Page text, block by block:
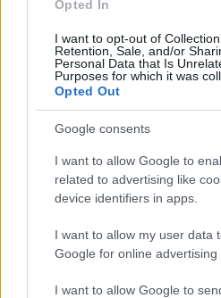
Opted In
I want to opt-out of
Retention, Sale, and/or
Personal Data that Is
Purposes for which it was
Opted Out
Google consents
I want to allow Google to
related to advertising like
device identifiers in apps.
I want to allow my user data
Google for online advertising
I want to allow Google to
Ha ezt érzed evés után, a